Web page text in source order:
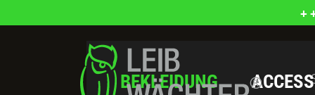
+
BEKLEIDUNG